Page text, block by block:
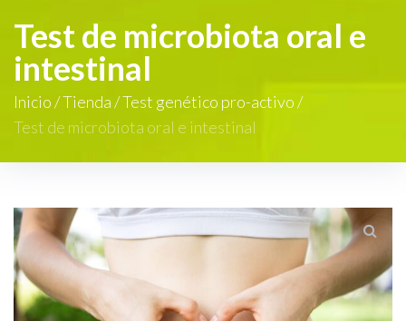
Test de microbiota oral e
intestinal
Inicio/Tienda/Test genético pro-activo/
Test de microbiota oral e intestinal